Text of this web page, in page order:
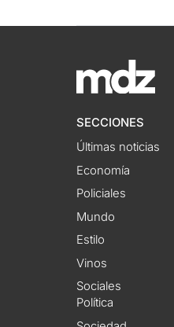
SECCIONES
Últimas noticias
Economía
Policiales
Mundo
Estilo
Vinos
Sociales
Política